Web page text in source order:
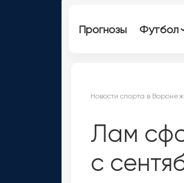
Прогнозы Футбол
Новости спорта в
Лам
с